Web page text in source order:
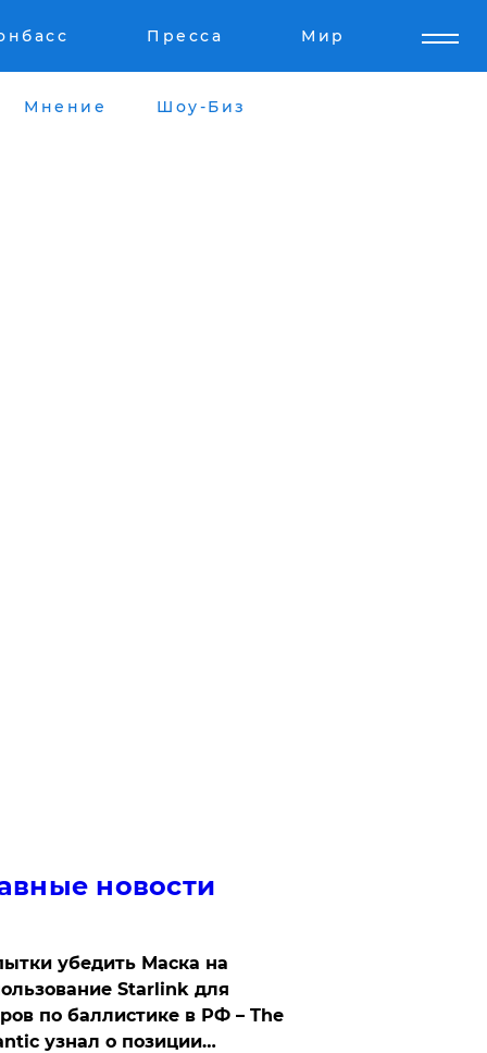
Пресса Мир
Мнение Шоу-Биз
новости
убедить Маска на
Starlink для
по баллистике в РФ – The
узнал о позиции